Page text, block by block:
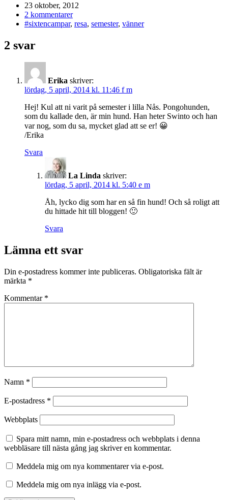
23 oktober, 2012
2 kommentarer
#sixtencampar, resa, semester, vänner
2 svar
Erika skriver:
lördag, 5 april, 2014 kl. 11:46 f m
Hej! Kul att ni varit på semester i lilla Nås. Pongohunden,
som du kallade den, är min hund. Han heter Swinto och han
var nog, som du sa, mycket glad att se er! 😀
/Erika
Svara
La Linda skriver:
lördag, 5 april, 2014 kl. 5:40 e m
Åh, lycko dig som har en så fin hund! Och så roligt att
du hittade hit till bloggen! 🙂
Svara
Lämna ett svar
Din e-postadress kommer inte publiceras. Obligatoriska fält är
märkta *
Kommentar *
Namn *
E-postadress *
Webbplats
Spara mitt namn, min e-postadress och webbplats i denna
webbläsare till nästa gång jag skriver en kommentar.
Meddela mig om nya kommentarer via e-post.
Meddela mig om nya inlägg via e-post.